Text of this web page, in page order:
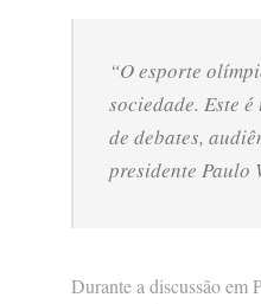
“O esporte
sociedade. Este
de debates,
presidente Paulo
Durante a discussão em